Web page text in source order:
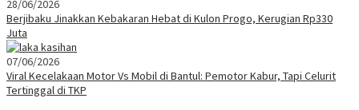
28/06/2026
Berjibaku Jinakkan Kebakaran Hebat di Kulon Progo, Kerugian Rp330
Juta
07/06/2026
Viral Kecelakaan Motor Vs Mobil di Bantul: Pemotor Kabur, Tapi Celurit
Tertinggal di TKP